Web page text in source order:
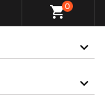
shopping_cart0